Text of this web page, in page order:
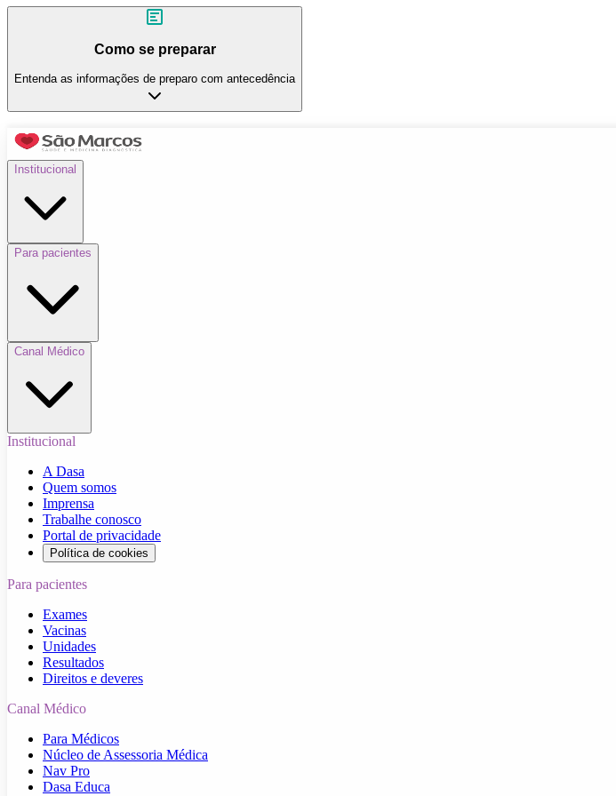
Como se preparar
Entenda as informações de preparo com antecedência
Institucional
Para pacientes
Canal Médico
Institucional
A Dasa
Quem somos
Imprensa
Trabalhe conosco
Portal de privacidade
Política de cookies
Para pacientes
Exames
Vacinas
Unidades
Resultados
Direitos e deveres
Canal Médico
Para Médicos
Núcleo de Assessoria Médica
Nav Pro
Dasa Educa